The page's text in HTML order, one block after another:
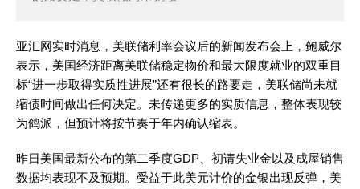
亚汇网实时消息，美联储利率会议后的新闻发布会上，鲍威尔
表示，美国经济距离美联储稳定物价和最大限度就业的双重目
标“进一步取得实质性进展”还有很长的路要走，美联储尚未就
缩债时间做出任何决定。未传递更多的实质信息，整体表现较
为鸽派，但预计将按节奏于年内确认缩表。
昨日美国最新公布的第二季度GDP、初请失业金以及成屋销售
数据均表现不及预期。受益于此美元计价的金银出现反弹，美